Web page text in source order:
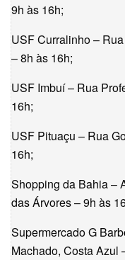
9h às 16h;
USF Curralinho –
– 8h às 16h;
USF Imbuí – Rua
16h;
USF Pituaçu – Rua
16h;
Shopping da Bahia –
das Árvores – 9h às
Supermercado G
Machado, Costa Azul